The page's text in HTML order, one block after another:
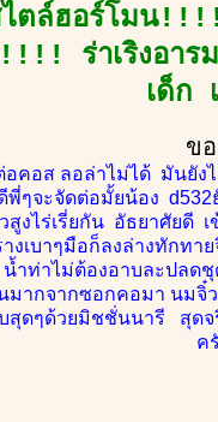
ไตล์ฮอร์โมน!!!!
!!!! ร่าเริงอา
เด็ก
ข
คอส ลอล่าไม่ได้ มันยัง
พี่ๆจะจัดต่อมั้ยน้อง
สูงไร่เรี่ยกัน อัธยาศัยดี
างเบาๆมือก็ลงล่างทักท
ำท่าไม่ต้องอาบละปลด
นมากจากซอกคอมา น
สุดๆด้วยมิชชั่นนารี สุด
ค